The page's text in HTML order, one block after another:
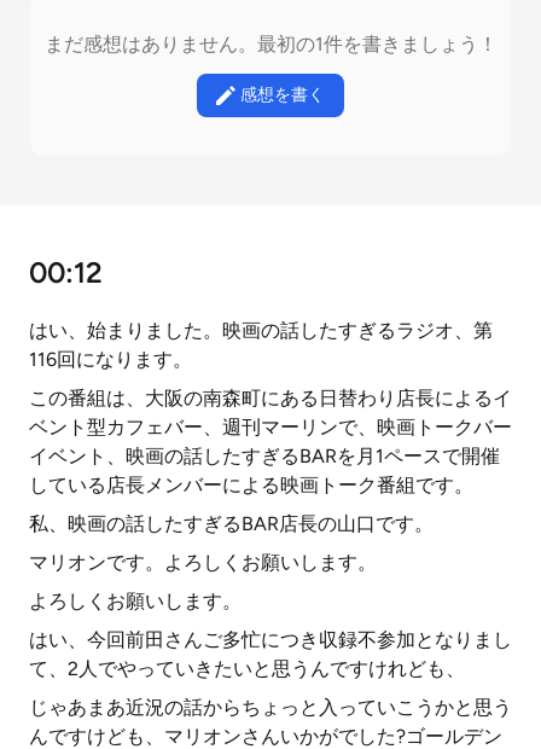
まだ感想はありません。最初の1件を書きましょう！
感想を書く
00:12
はい、始まりました。映画の話したすぎるラジオ、第
116回になります。
この番組は、大阪の南森町にある日替わり店長によるイ
ベント型カフェバー、週刊マーリンで、映画トークバー
イベント、映画の話したすぎるBARを月1ペースで開催
している店長メンバーによる映画トーク番組です。
私、映画の話したすぎるBAR店長の山口です。
マリオンです。よろしくお願いします。
よろしくお願いします。
はい、今回前田さんご多忙につき収録不参加となりまし
て、2人でやっていきたいと思うんですけれども、
じゃあまあ近況の話からちょっと入っていこうかと思う
んですけども、マリオンさんいかがでした?ゴールデン